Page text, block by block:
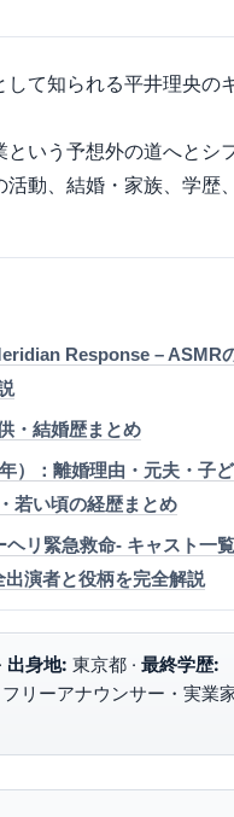
て知られる平井理央の
いう予想外の道へとシ
活動、結婚・家族、学歴
Response – ASMR
・結婚歴まとめ
）：離婚理由・元夫・子
若い頃の経歴まとめ
ヘリ緊急救命- キャスト一
演者と役柄を完全解説
出身地: 東京都 · 最終学歴:
フリーアナウンサー・実業